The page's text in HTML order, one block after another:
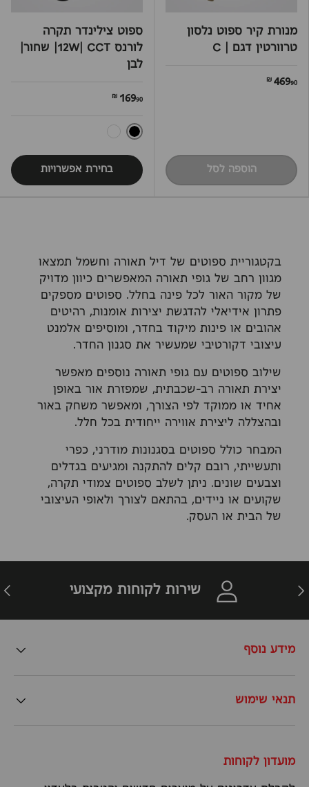
מנורת קיר ספוט נלסון
טרוורטין דגם | C
46990 ₪
הוספה לסל
ספוט צילינדר תקרה
לורנס 12W| CCT| שחור|
לבן
16990 ₪
בחירת אפשרויות
בקטגוריית ספוטים של דיל תאורה וחשמל תמצאו
מגוון רחב של גופי תאורה המאפשרים כיוון מדויק
של מקור האור לכל פינה בחלל. ספוטים מספקים
פתרון אידיאלי להדגשת יצירות אומנות, רהיטים
אהובים או פינות מיקוד בחדר, ומוסיפים אלמנט
עיצובי דקורטיבי שמעשיר את סגנון החדר.
שילוב ספוטים עם גופי תאורה נוספים מאפשר
יצירת תאורה רב-שכבתית, שמפזרת אור באופן
אחיד או ממוקד לפי הצורך, ומאפשר משחק באור
ובהצללה ליצירת אווירה ייחודית בכל חלל.
המבחר כולל ספוטים בסגנונות מודרני, כפרי
ותעשייתי, רובם קלים להתקנה ומגיעים בגדלים
וצבעים שונים. ניתן לשלב ספוטים צמודי תקרה,
שקועים או ניידים, בהתאם לצורך ולאופי העיצובי
של הבית או העסק.
חזרה שירות לקוחות מקצועי
מידע נוסף
תנאי שימוש
מועדון לקוחות